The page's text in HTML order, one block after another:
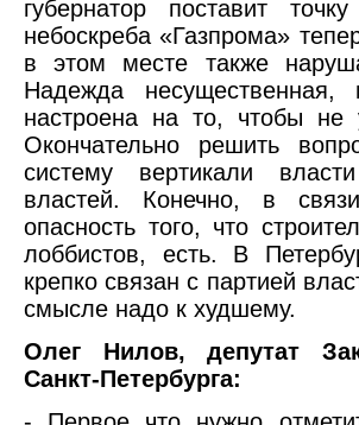
губернатор поставит
небоскреба «Газпрома»
в этом месте также
Надежда
настроена на то, чтобы не
Окончательно решить
систему вертикали
властей. Конечно, в
опасность того, что
лоббистов, есть. В
крепко связан с партией
смысле надо к худшему.
Олег Нилов, депутат
Санкт-Петербурга: